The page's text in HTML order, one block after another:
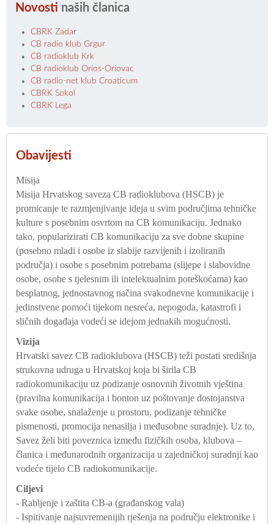
Novosti naših članica
CBRK Zadar
CB radio klub Grgur
CB radioklub Krk
CB radioklub Orios-Oriovac
CB radio-net klub Croaticum
CBRK Sokol
CBRK Lega
Obavijesti
Misija
Misija Hrvatskog saveza CB radioklubova (HSCB) je
promicanje te razmjenjivanje ideja u svim područjima tehničke
kulture s posebnim osvrtom na CB komunikaciju. Jednako
tako, popularizirati CB komunikaciju za sve dobne skupine
(posebno mladi i osobe iz slabije razvijenih i izoliranih
područja) i osobe s posebnim potrebama (slijepe i slabovidne
osobe, osobe s tjelesnim ili intelektualnim poteškoćama) kao
besplatnog, jednostavnog načina svakodnevne komunikacije i
jedinstvene pomoći tijekom nesreća, nepogoda, katastrofi i
sličnih događaja vodeći se idejom jednakih mogućnosti.
Vizija
Hrvatski savez CB radioklubova (HSCB) teži postati središnja
strukovna udruga u Hrvatskoj koja bi širila CB
radiokomunikaciju uz podizanje osnovnih životnih vještina
(pravilna komunikacija i bonton uz poštovanje dostojanstva
svake osobe, snalaženje u prostoru, podizanje tehničke
pismenosti, promocija nenasilja i međusobne suradnje). Uz to,
Savez želi biti poveznica između fizičkih osoba, klubova –
članica i međunarodnih organizacija u zajedničkoj suradnji kao
vodeće tijelo CB radiokomunikacije.
Ciljevi
- Rabljenje i zaštita CB-a (građanskog vala)
- Ispitivanje najsuvremenijih rješenja na području elektronike i